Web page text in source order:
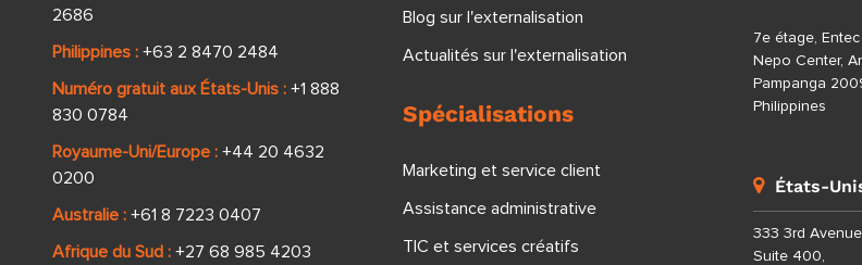
2686
Philippines : +63 2 8470 2484
Numéro gratuit aux États-Unis : +1 888
830 0784
Royaume-Uni/Europe : +44 20 4632
0200
Australie : +61 8 7223 0407
Afrique du Sud : +27 68 985 4203
Blog sur l'externalisation
Actualités sur l'externalisation
Spécialisations
Marketing et service client
Assistance administrative
TIC et services créatifs
7e étage, Entec
Nepo Center,
Pampanga
Philippines
États-
333 3rd
Suite 400,